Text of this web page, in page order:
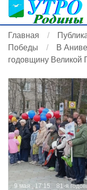
Главная
Победы
В
годовщину Великой
9 мая , 17:15 81-я